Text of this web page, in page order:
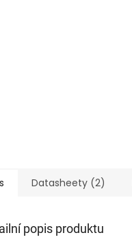
Datasheety (2)
popis produktu